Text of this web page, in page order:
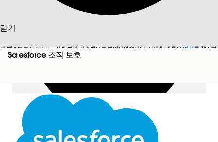
닫기
본 텍스트는 Salesforce 기계 번역 시스템으로 번역되었습니다. 자세한 내용은 여기를 참조하
세요.
영어로 전환 지금 안 함
닫기
Salesforce 조직 보호